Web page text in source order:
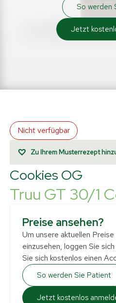
So werden
Jetzt
Nicht verfügbar
Zu Ihrem Musterrezept
Cookies OG
Truu GT 30/1
Preise ansehen?
Um unsere aktuellen
einzusehen, loggen Sie
Sie sich kostenlos einen
So werden Sie Patient
Jetzt kostenlos